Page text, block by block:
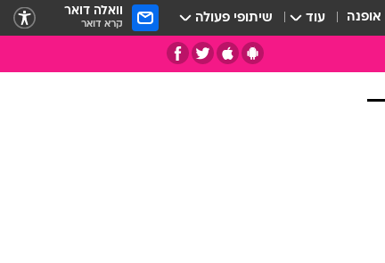
אופנה עוד שיתופי פעולה וואלה דואר
קרא דואר